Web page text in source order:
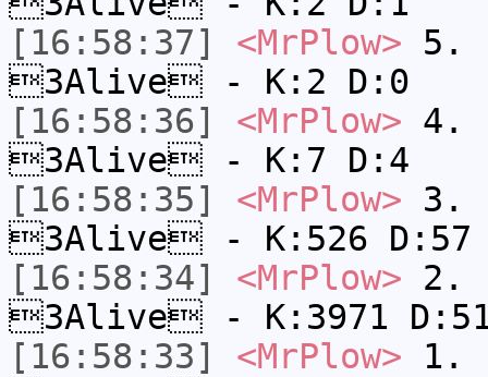
[16:58:37]
<MrPlow> 5.
3Alive - K:2 D:0
[16:58:36]
<MrPlow> 4.
3Alive - K:7 D:4
[16:58:35]
<MrPlow> 3.
3Alive - K:526 D:57
[16:58:34]
<MrPlow> 2.
3Alive - K:3971
[16:58:33]
<MrPlow> 1.